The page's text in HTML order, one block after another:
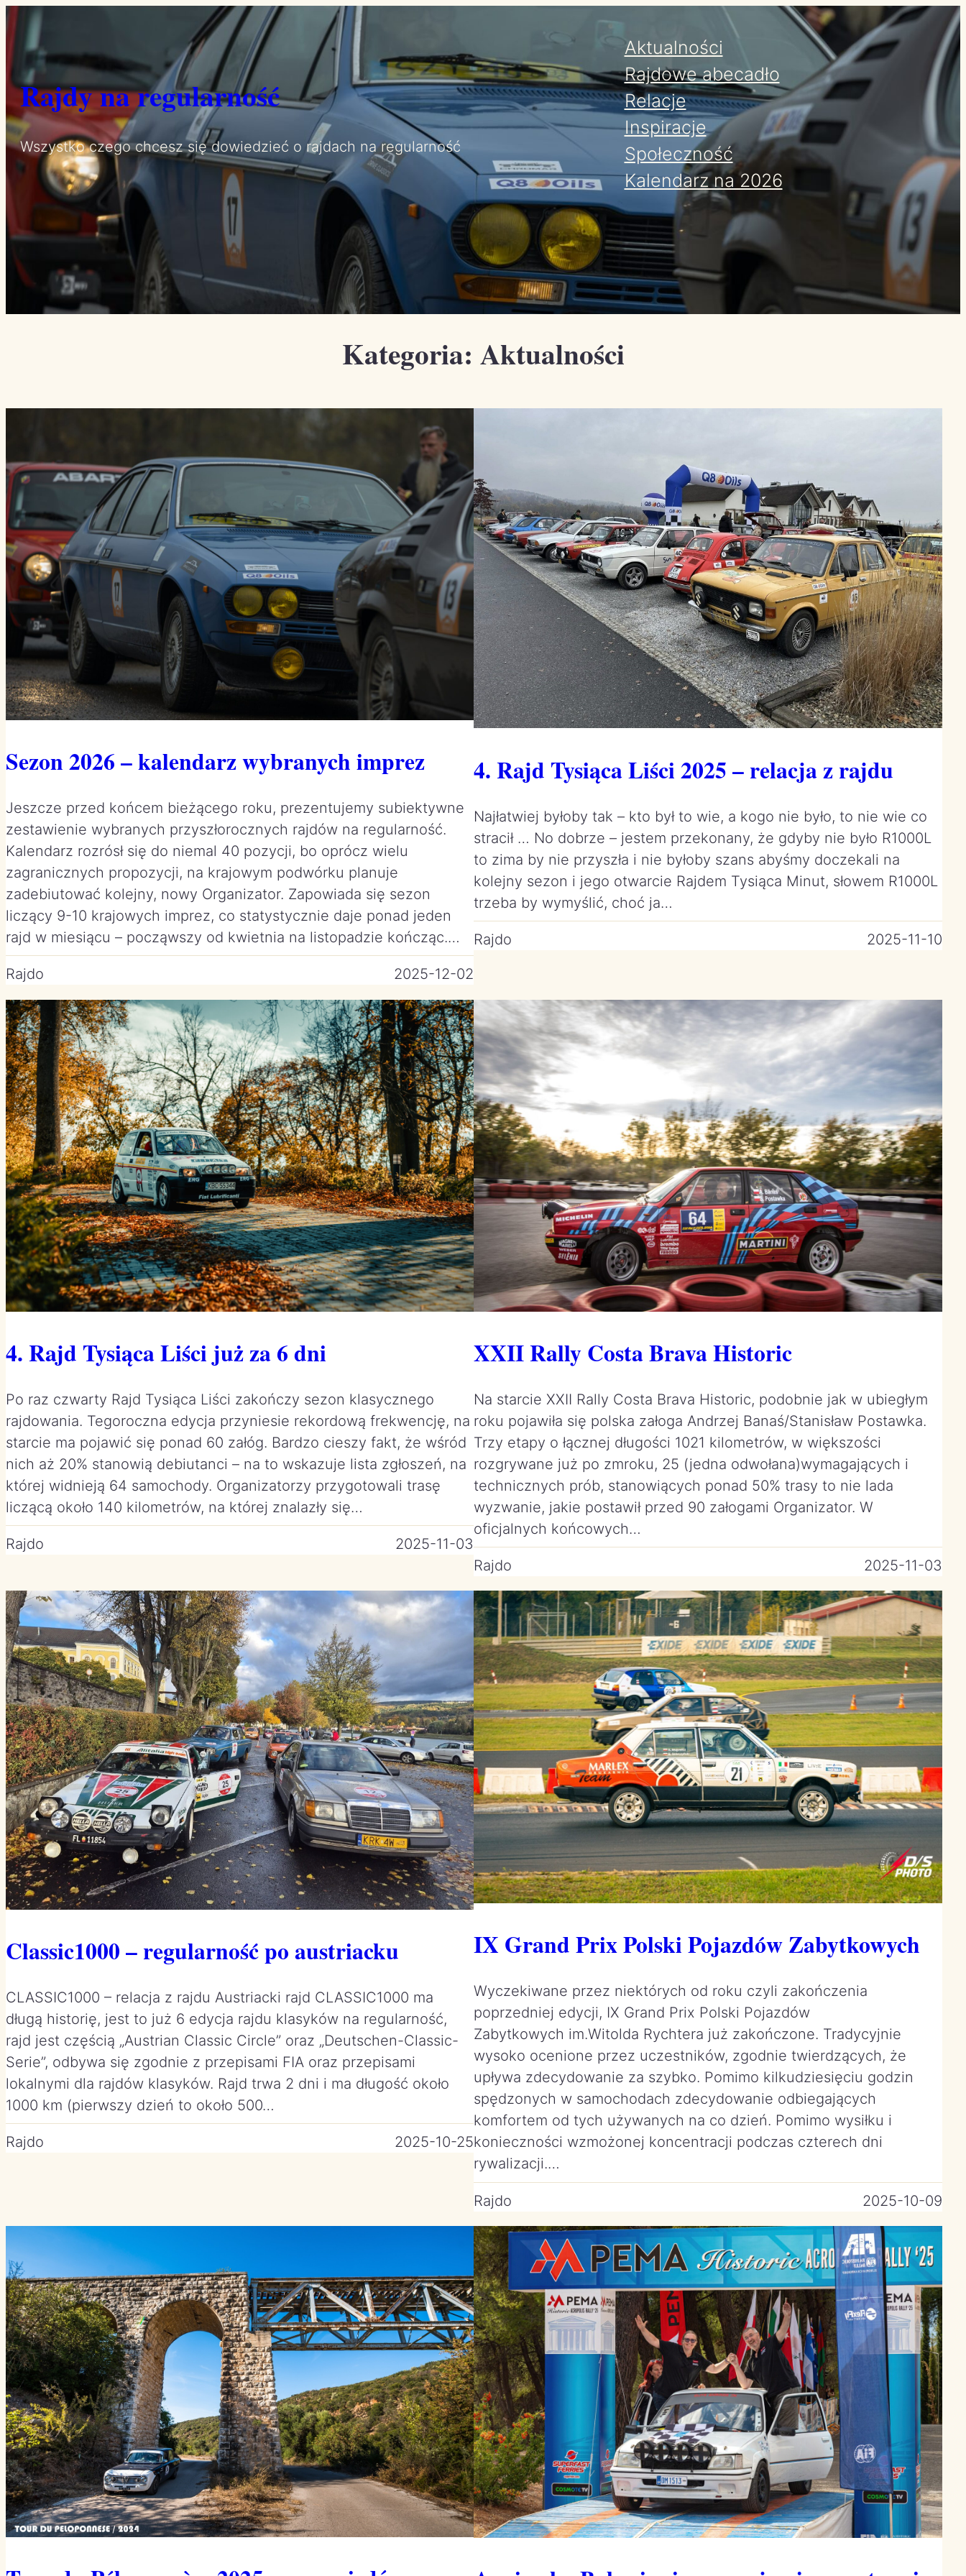
Przejdź
do
treści
Rajdy na regularność
Wszystko czego chcesz się dowiedzieć o rajdach na regularność
Aktualności
Rajdowe abecadło
Relacje
Inspiracje
Społeczność
Kalendarz na 2026
Kategoria: Aktualności
Sezon 2026 – kalendarz wybranych imprez
Jeszcze przed końcem bieżącego roku, prezentujemy subiektywne
zestawienie wybranych przyszłorocznych rajdów na regularność.
Kalendarz rozrósł się do niemal 40 pozycji, bo oprócz wielu
zagranicznych propozycji, na krajowym podwórku planuje
zadebiutować kolejny, nowy Organizator. Zapowiada się sezon
liczący 9-10 krajowych imprez, co statystycznie daje ponad jeden
rajd w miesiącu – począwszy od kwietnia na listopadzie kończąc.…
Rajdo 2025-12-02
4. Rajd Tysiąca Liści 2025 – relacja z rajdu
Najłatwiej byłoby tak – kto był to wie, a kogo nie było, to nie wie co
stracił … No dobrze – jestem przekonany, że gdyby nie było R1000L
to zima by nie przyszła i nie byłoby szans abyśmy doczekali na
kolejny sezon i jego otwarcie Rajdem Tysiąca Minut, słowem R1000L
trzeba by wymyślić, choć ja…
Rajdo 2025-11-10
4. Rajd Tysiąca Liści już za 6 dni
Po raz czwarty Rajd Tysiąca Liści zakończy sezon klasycznego
rajdowania. Tegoroczna edycja przyniesie rekordową frekwencję, na
starcie ma pojawić się ponad 60 załóg. Bardzo cieszy fakt, że wśród
nich aż 20% stanowią debiutanci – na to wskazuje lista zgłoszeń, na
której widnieją 64 samochody. Organizatorzy przygotowali trasę
liczącą około 140 kilometrów, na której znalazły się…
Rajdo 2025-11-03
XXII Rally Costa Brava Historic
Na starcie XXII Rally Costa Brava Historic, podobnie jak w ubiegłym
roku pojawiła się polska załoga Andrzej Banaś/Stanisław Postawka.
Trzy etapy o łącznej długości 1021 kilometrów, w większości
rozgrywane już po zmroku, 25 (jedna odwołana)wymagających i
technicznych prób, stanowiących ponad 50% trasy to nie lada
wyzwanie, jakie postawił przed 90 załogami Organizator. W
oficjalnych końcowych…
Rajdo 2025-11-03
Classic1000 – regularność po austriacku
CLASSIC1000 – relacja z rajdu Austriacki rajd CLASSIC1000 ma
długą historię, jest to już 6 edycja rajdu klasyków na regularność,
rajd jest częścią „Austrian Classic Circle” oraz „Deutschen-Classic-
Serie”, odbywa się zgodnie z przepisami FIA oraz przepisami
lokalnymi dla rajdów klasyków. Rajd trwa 2 dni i ma długość około
1000 km (pierwszy dzień to około 500…
Rajdo 2025-10-25
IX Grand Prix Polski Pojazdów Zabytkowych
Wyczekiwane przez niektórych od roku czyli zakończenia
poprzedniej edycji, IX Grand Prix Polski Pojazdów
Zabytkowych im.Witolda Rychtera już zakończone. Tradycyjnie
wysoko ocenione przez uczestników, zgodnie twierdzących, że
upływa zdecydowanie za szybko. Pomimo kilkudziesięciu godzin
spędzonych w samochodach zdecydowanie odbiegających
komfortem od tych używanych na co dzień. Pomimo wysiłku i
konieczności wzmożonej koncentracji podczas czterech dni
rywalizacji.…
Rajdo 2025-10-09